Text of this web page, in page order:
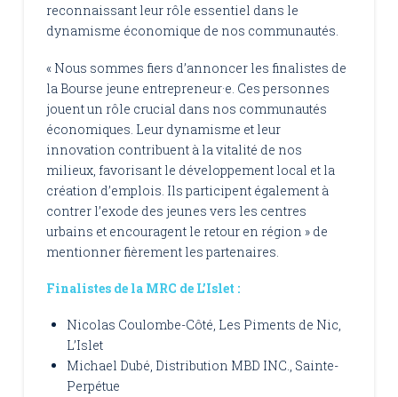
reconnaissant leur rôle essentiel dans le
dynamisme économique de nos communautés.
« Nous sommes fiers d’annoncer les finalistes de
la Bourse jeune entrepreneur·e. Ces personnes
jouent un rôle crucial dans nos communautés
économiques. Leur dynamisme et leur
innovation contribuent à la vitalité de nos
milieux, favorisant le développement local et la
création d’emplois. Ils participent également à
contrer l’exode des jeunes vers les centres
urbains et encouragent le retour en région » de
mentionner fièrement les partenaires.
Finalistes de la MRC de L’Islet :
Nicolas Coulombe-Côté, Les Piments de Nic,
L’Islet
Michael Dubé, Distribution MBD INC., Sainte-
Perpétue